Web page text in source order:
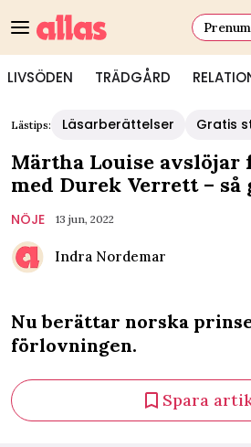
LIVSÖDEN TRÄDGÅRD
Lästips: Läsarberättelser Gratis
Märtha Louise
med Durek Verrett –
NÖJE 13 jun, 2022
Indra Nordemar
Nu berättar norska
förlovningen.
Spara